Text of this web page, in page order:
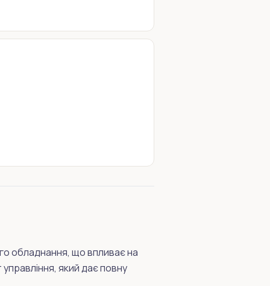
обладнання, що впливає на
який дає повну